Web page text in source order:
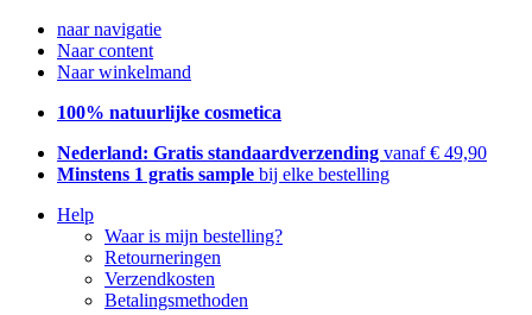
naar navigatie
Naar content
Naar winkelmand
100% natuurlijke cosmetica
Nederland: Gratis standaardverzending vanaf € 49,90
Minstens 1 gratis sample bij elke bestelling
Help
Waar is mijn bestelling?
Retourneringen
Verzendkosten
Betalingsmethoden